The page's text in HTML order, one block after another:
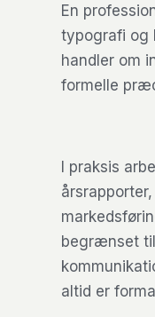
En
typografi og
handler om
formelle
I praksis
begrænset
altid er